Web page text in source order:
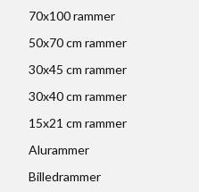
70x100 rammer
50x70 cm rammer
30x45 cm rammer
30x40 cm rammer
15x21 cm rammer
Alurammer
Billedrammer